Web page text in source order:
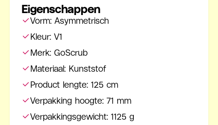
Eigenschappen
Vorm: Asymmetrisch
Kleur: V1
Merk: GoScrub
Materiaal: Kunststof
Product lengte: 125 cm
Verpakking hoogte: 71 mm
Verpakkingsgewicht: 1125 g